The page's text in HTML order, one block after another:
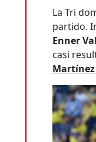
La Tri
partido.
Enner
casi
Martínez